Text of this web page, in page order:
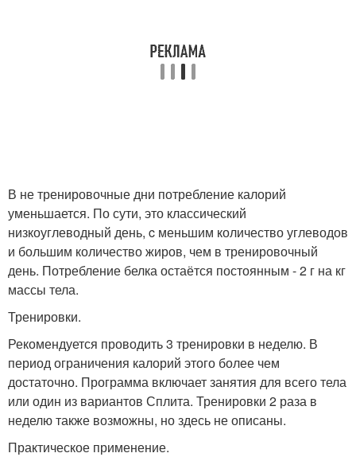
В не тренировочные дни потребление калорий
уменьшается. По сути, это классический
низкоуглеводный день, c меньшим количество углеводов
и большим количество жиров, чем в тренировочный
день. Потребление белка остаётся постоянным - 2 г на кг
массы тела.
Тренировки.
Рекомендуется проводить 3 тренировки в неделю. В
период ограничения калорий этого более чем
достаточно. Программа включает занятия для всего тела
или один из вариантов Сплита. Тренировки 2 раза в
неделю также возможны, но здесь не описаны.
Практическое применение.